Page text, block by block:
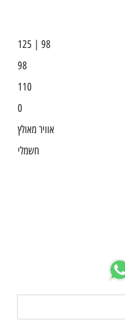
98 | 125
98
110
0
אוויר מאולץ
חשמלי